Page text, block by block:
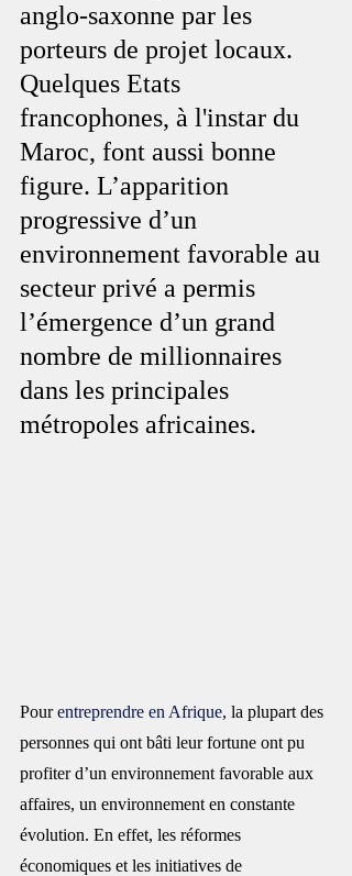
anglo-saxonne par les
porteurs de projet locaux.
Quelques Etats
francophones, à l'instar du
Maroc, font aussi bonne
figure. L’apparition
progressive d’un
environnement favorable au
secteur privé a permis
l’émergence d’un grand
nombre de millionnaires
dans les principales
métropoles africaines.
Pour entreprendre en Afrique, la plupart des
personnes qui ont bâti leur fortune ont pu
profiter d’un environnement favorable aux
affaires, un environnement en constante
évolution. En effet, les réformes
économiques et les initiatives de